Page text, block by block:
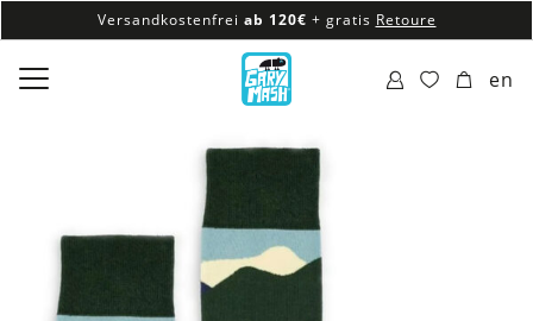
Versandkostenfrei ab 120€ + gratis Retoure
100% veganes & fair produziertes Sortiment
Versandkostenfrei ab 120€
en